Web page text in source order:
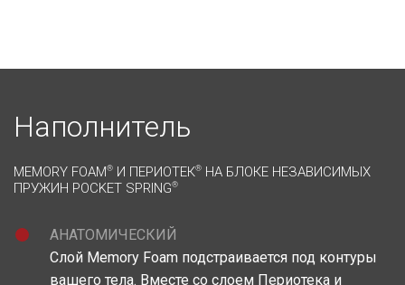
Наполнитель
MEMORY FOAM® И ПЕРИОТЕК® НА БЛОКЕ НЕЗАВИСИМЫХ
ПРУЖИН POCKET SPRING®
АНАТОМИЧЕСКИЙ
Слой Memory Foam подстраивается под контуры
вашего тела. Вместе со слоем Периотека и